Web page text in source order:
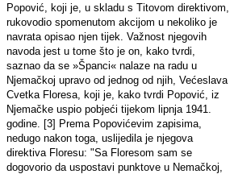
Popović, koji je, u skladu s Titovom direktivom,
rukovodio spomenutom akcijom u nekoliko je
navrata opisao njen tijek. Važnost njegovih
navoda jest u tome što je on, kako tvrdi,
saznao da se »Španci« nalaze na radu u
Njemačkoj upravo od jednog od njih, Većeslava
Cvetka Floresa, koji je, kako tvrdi Popović, iz
Njemačke uspio pobjeći tijekom lipnja 1941.
godine. [3] Prema Popovićevim zapisima,
nedugo nakon toga, uslijedila je njegova
direktiva Floresu: "Sa Floresom sam se
dogovorio da uspostavi punktove u Nemačkoj,